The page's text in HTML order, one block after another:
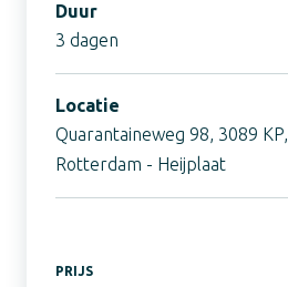
Duur
3 dagen
Locatie
Quarantaineweg 98, 3089 KP,
Rotterdam - Heijplaat
PRIJS